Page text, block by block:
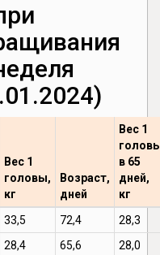
Вес 1
головы,
кг
Возраст,
дней
Вес 1
в 65
дней,
кг
33,5 72,4
28,3
28,4 65,6
28,0